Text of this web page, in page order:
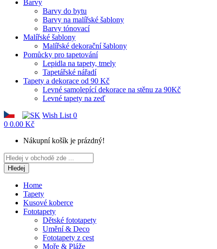
Barvy
Barvy do bytu
Barvy na malířské šablony
Barvy tónovací
Malířské šablony
Malířské dekorační šablony
Pomůcky pro tapetování
Lepidla na tapety, tmely
Tapetářské nářadí
Tapety a dekorace od 90 Kč
Levné samolepící dekorace na stěnu za 90Kč
Levné tapety na zeď
Wish List 0
0 0.00 Kč
Nákupní košík je prázdný!
Hledej
Home
Tapety
Kusové koberce
Fototapety
Dětské fototapety
Umění & Deco
Fototapety z cest
Moře & Pláže